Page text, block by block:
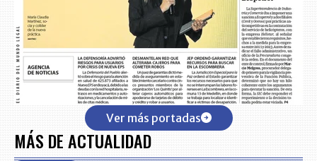
Ver más portadas
MÁS DE ACTUALIDAD